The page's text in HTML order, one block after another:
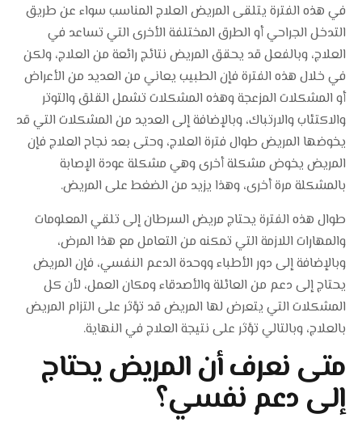
في هذه الفترة يتلقى المريض العلاج المناسب سواء عن طريق
التدخل الجراحي أو الطرق المختلفة الأخرى التي تساعد في
العلاج، وبالفعل قد يحقق المريض نتائج رائعة من العلاج، ولكن
في خلال هذه الفترة فإن الطبيب يعاني من العديد من الأعراض
أو المشكلات المزعجة وهذه المشكلات تشمل القلق والتوتر
والاكتئاب والارتباك، وبالإضافة إلى العديد من المشكلات التي قد
يخوضها المريض طوال فترة العلاج، وحتى بعد نجاح العلاج فإن
المريض يخوض مشكلة أخرى وهي مشكلة عودة الإصابة
بالمشكلة مرة أخرى، وهذا يزيد من الضغط على المريض.
طوال هذه الفترة يحتاج مريض السرطان إلى تلقي المعلومات
والمهارات اللازمة التي تمكنه من التعامل مع هذا المرض،
وبالإضافة إلى دور الأطباء ووحدة الدعم النفسي، فإن المريض
يحتاج إلى دعم من العائلة والأصدقاء ومكان العمل، لأن كل
المشكلات التي يتعرض لها المريض قد تؤثر على التزام المريض
بالعلاج، وبالتالي تؤثر على نتيجة العلاج في النهاية.
متى نعرف أن المريض يحتاج
إلى دعم نفسي؟